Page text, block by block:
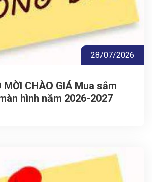
28/07/2026
MỜI CHÀO GIÁ Mua sắm
hình năm 2026-2027